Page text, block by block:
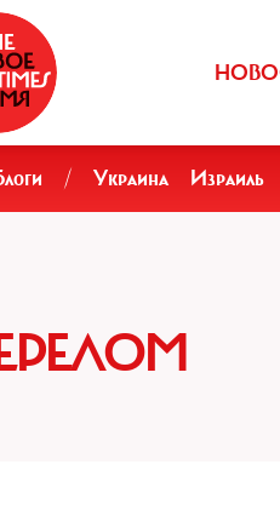
/ Украина Израиль